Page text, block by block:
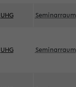
UHG Seminarraum
UHG Seminarraum